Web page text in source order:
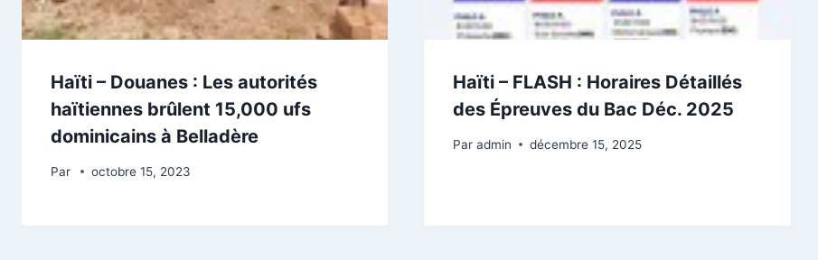
Haïti – Douanes : Les autorités
haïtiennes brûlent 15,000 ufs
dominicains à Belladère
Par octobre 15, 2023
Haïti – FLASH : Horaires Détaillés
des Épreuves du Bac Déc. 2025
Par admin décembre 15, 2025